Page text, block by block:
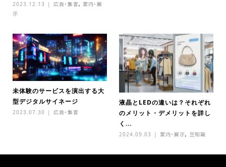
2023.12.13 広告・集客, 案内・展
示
未体験のサービスを演出する大
型デジタルサイネージ
2023.07.30 広告・集客
液晶とLEDの違いは？それぞれ
のメリット・デメリットを詳し
く...
2024.09.03 案内・展示, 豆知識